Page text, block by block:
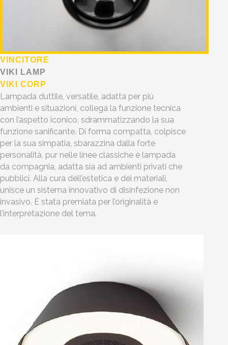
VINCITORE
VIKI LAMP
VIKI CORP
Lampada duttile, versatile, adatta per più
ambienti e situazioni, collega la funzione tecnica
con l’aspetto iconico, sdrammatizzando la sua
funzione sanificante. Di forma compatta, colpisce
per la sua simpatia, sbarazzina dalla forte
personalità, pur nelle linee classiche è lampada
da compagnia, adatta sia ad ambienti privati che
pubblici. Alla cura dell’estetica e dei materiali,
unisce un sistema innovativo di disinfezione non
invasivo. È stata premiata per l’originalità e
l’interpretazione del tema.